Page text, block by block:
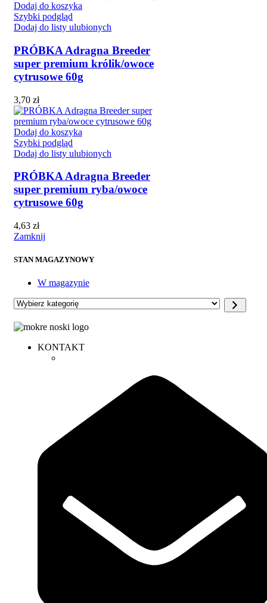
Zamknij
STAN MAGAZYNOWY
W magazynie
Wybierz
Dodaj do koszyka
Szybki podgląd
Dodaj do listy ulubionych
PRÓBKA Adragna Breeder
super premium królik/owoce
cytrusowe 60g
3,70 zł
Dodaj do koszyka
Szybki podgląd
Dodaj do listy ulubionych
PRÓBKA Adragna Breeder
super premium ryba/owoce
cytrusowe 60g
4,63 zł
KONTAKT